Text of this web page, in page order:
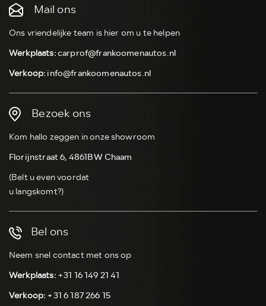
Mail ons
Ons vriendelijke team is hier om u te helpen
Werkplaats:carprof@frankoomenautos.nl
Verkoop:info@frankoomenautos.nl
Bezoek ons
Kom hallo zeggen in onze showroom
Florijnstraat 6, 4861BW Chaam
(Belt u even voordat
u langskomt?)
Bel ons
Neem snel contact met ons op
Werkplaats: +31 16 149 21 41
Verkoop:+31 6 187 266 15